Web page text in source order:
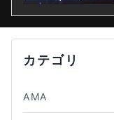
カテゴリ
AMA